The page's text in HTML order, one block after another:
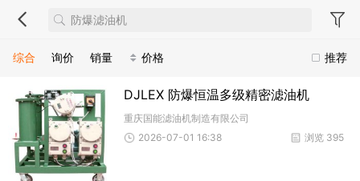
推荐
综合 询价 销量 价格
DJLEX 防爆恒温多级精密滤油机
重庆国能滤油机制造有限公司
浏览 395
2026-07-01 16:38